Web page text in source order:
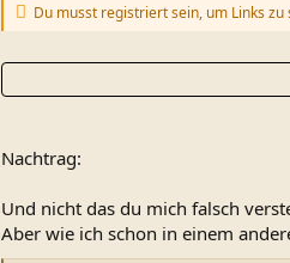
Du musst registriert sein, um Links zu
Nachtrag:
Und nicht das du mich falsch
Aber wie ich schon in einem